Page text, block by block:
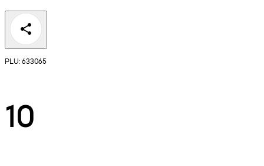
PLU: 633065
10